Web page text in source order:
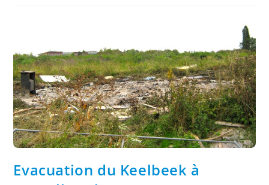
Evacuation du Keelbeek à